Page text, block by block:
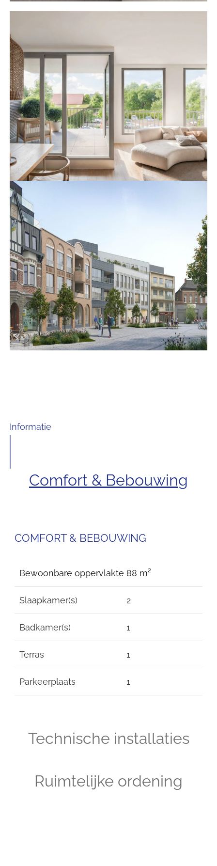
Informatie
Comfort & Bebouwing
Technische installaties
Ruimtelijke ordening
COMFORT & BEBOUWING
Bewoonbare oppervlakte 88 m²
Slaapkamer(s) 2
Badkamer(s) 1
Terras 1
Parkeerplaats 1